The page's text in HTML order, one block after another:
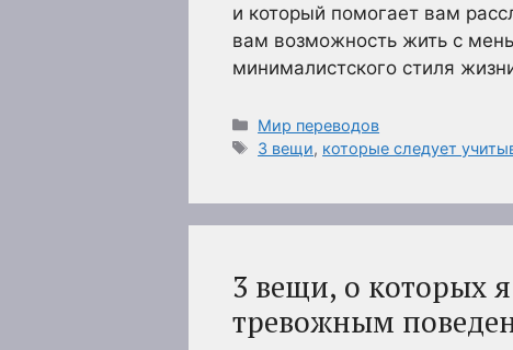
и который помогает вам
вам возможность жить с
минималистского стиля
Рубрики
Мир переводов
Метки
3 вещи, которые следует
3 вещи, о которых
тревожным